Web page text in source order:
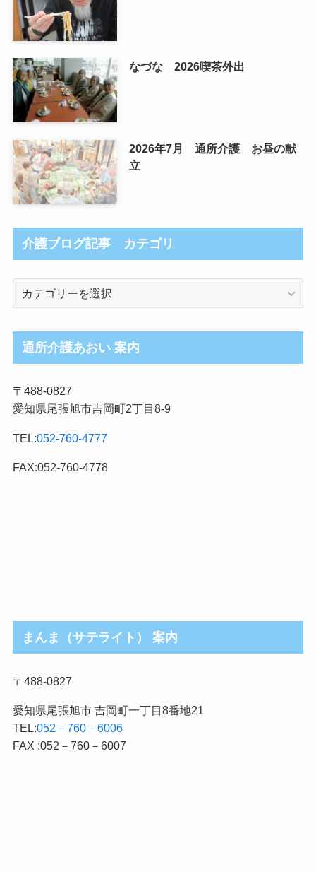
なづな 2026喫茶外出
2026年7月 通所介護 お昼の献
立
介護ブログ記事 カテゴリ
ロ
グ
事
カ
ゴ
リ
通所介護あおい 案内
〒488-0827
愛知県尾張旭市吉岡町2丁目8-9
TEL:052-760-4777
FAX:052-760-4778
まんま（サテライト） 案内
〒488-0827
愛知県尾張旭市 吉岡町一丁目8番地21
TEL:052－760－6006
FAX :052－760－6007